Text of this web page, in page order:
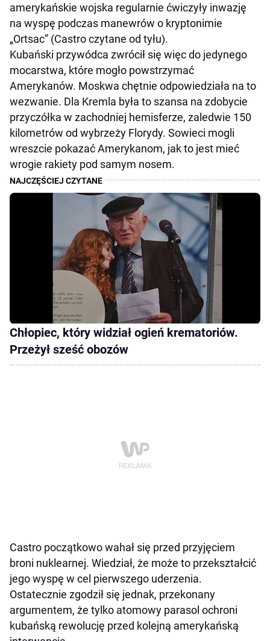
amerykańskie wojska regularnie ćwiczyły inwazję
na wyspę podczas manewrów o kryptonimie
„Ortsac” (Castro czytane od tyłu).
Kubański przywódca zwrócił się więc do jedynego
mocarstwa, które mogło powstrzymać
Amerykanów. Moskwa chętnie odpowiedziała na to
wezwanie. Dla Kremla była to szansa na zdobycie
przyczółka w zachodniej hemisferze, zaledwie 150
kilometrów od wybrzeży Florydy. Sowieci mogli
wreszcie pokazać Amerykanom, jak to jest mieć
wrogie rakiety pod samym nosem.
Chłopiec, który widział ogień krematoriów.
Przeżył sześć obozów
Castro początkowo wahał się przed przyjęciem
broni nuklearnej. Wiedział, że może to przekształcić
jego wyspę w cel pierwszego uderzenia.
Ostatecznie zgodził się jednak, przekonany
argumentem, że tylko atomowy parasol ochroni
kubańską rewolucję przed kolejną amerykańską